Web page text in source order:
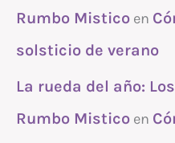
Rumbo Mistico en
solsticio de verano
La rueda del año:
Rumbo Mistico en